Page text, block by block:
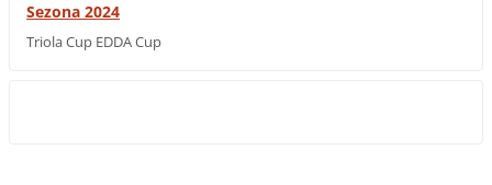
Sezona 2024
Triola Cup EDDA Cup